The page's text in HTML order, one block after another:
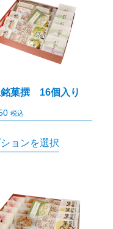
菓撰 16個入り
税込
ョンを選択